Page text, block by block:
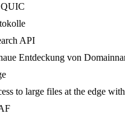
API
Entdeckung von
to large files at the edge